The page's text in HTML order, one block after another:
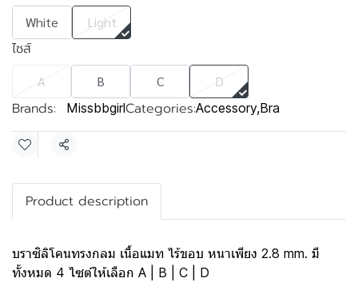
White Light
ไซส์
A B C D
Brands: MissbbgirlCategories:Accessory,Bra
Share
Product description
บราซิลิโคนทรงกลม เนื้อแมท ไร้ขอบ หนาเพียง 2.8 mm. มี
ทั้งหมด 4 ไซต์ให้เลือก A | B | C | D